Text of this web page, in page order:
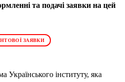
та подачі заявки на цей
ЗАЯВКИ
інституту, яка